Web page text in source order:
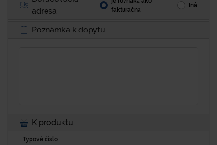
adresa
fakturačná
Iná
Poznámka k dopytu
K produktu
Typové číslo